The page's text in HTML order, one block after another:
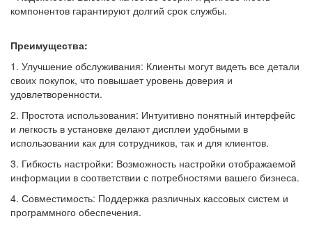
компонентов гарантируют долгий срок службы.
Преимущества:
1. Улучшение обслуживания: Клиенты могут видеть все детали
своих покупок, что повышает уровень доверия и
удовлетворенности.
2. Простота использования: Интуитивно понятный интерфейс
и легкость в установке делают дисплеи удобными в
использовании как для сотрудников, так и для клиентов.
3. Гибкость настройки: Возможность настройки отображаемой
информации в соответствии с потребностями вашего бизнеса.
4. Совместимость: Поддержка различных кассовых систем и
программного обеспечения.